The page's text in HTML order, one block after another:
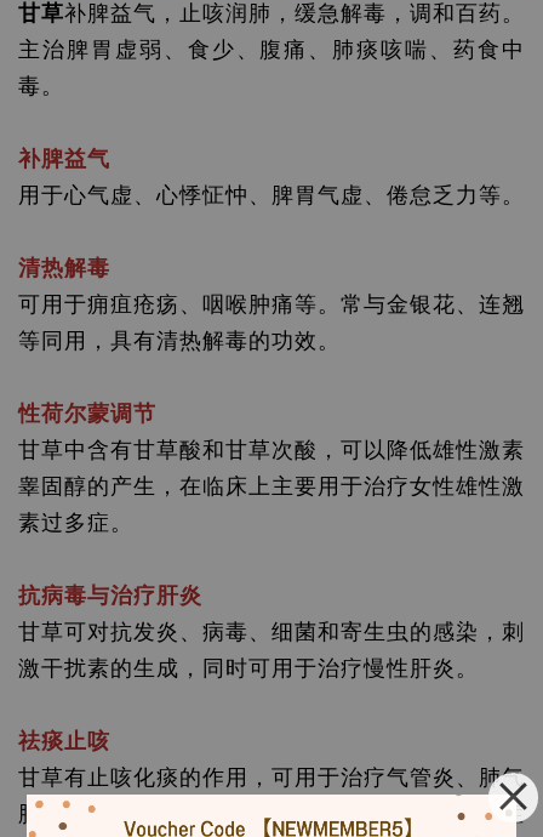
甘草补脾益气，止咳润肺，缓急解毒，调和百药。
主治脾胃虚弱、食少、腹痛、肺痰咳喘、药食中
毒。
补脾益气
用于心气虚、心悸怔忡、脾胃气虚、倦怠乏力等。
清热解毒
可用于痈疽疮疡、咽喉肿痛等。常与金银花、连翘
等同用，具有清热解毒的功效。
性荷尔蒙调节
甘草中含有甘草酸和甘草次酸，可以降低雄性激素
睾固醇的产生，在临床上主要用于治疗女性雄性激
素过多症。
抗病毒与治疗肝炎
甘草可对抗发炎、病毒、细菌和寄生虫的感染，刺
激干扰素的生成，同时可用于治疗慢性肝炎。
祛痰止咳
甘草有止咳化痰的作用，可用于治疗气管炎、肺气
肿等病引起的咳嗽痰多、气喘、黏痰不易排出等症